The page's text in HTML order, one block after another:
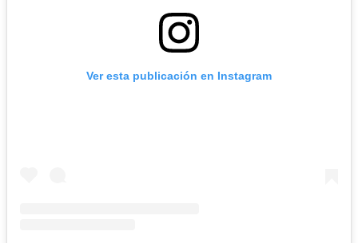
Ver esta publicación en Instagram